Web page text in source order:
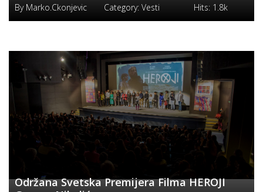
By Marko.ckonjevic Category: Vesti Hits: 1.8k
Održana Svetska Premijera Filma HEROJI